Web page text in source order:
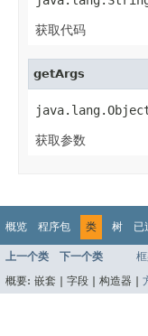
获取代码
getArgs
获取参数
概览 程序包 类 树 已
上一个类 下一个类
概要: 嵌套 | 字段 | 构造器 |